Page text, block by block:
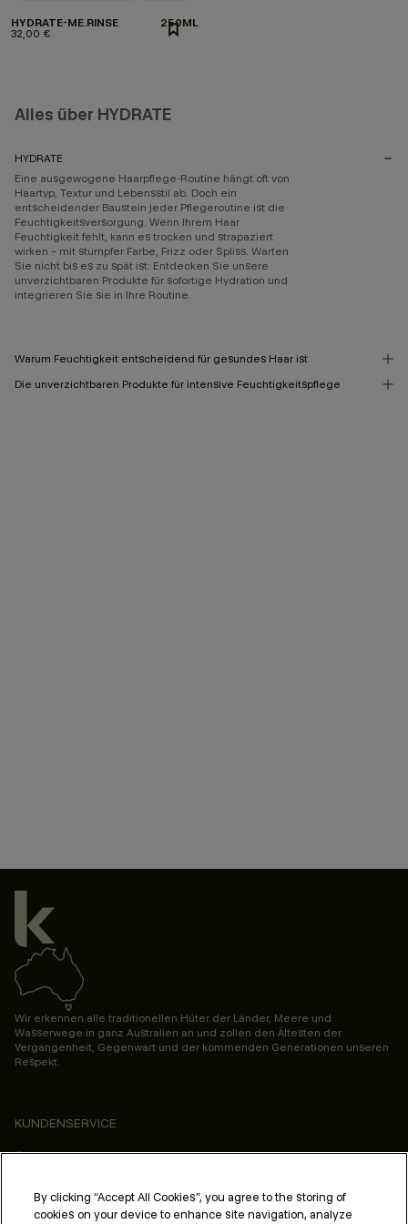
HYDRATE-ME.RINSE
250ML
32,00 €
Alles über HYDRATE
HYDRATE
Eine ausgewogene Haarpflege-Routine hängt oft von
Haartyp, Textur und Lebensstil ab. Doch ein
entscheidender Baustein jeder Pflegeroutine ist die
Feuchtigkeitsversorgung. Wenn Ihrem Haar
Feuchtigkeit fehlt, kann es trocken und strapaziert
wirken – mit stumpfer Farbe, Frizz oder Spliss. Warten
Sie nicht bis es zu spät ist: Entdecken Sie unsere
unverzichtbaren Produkte für sofortige Hydration und
integrieren Sie sie in Ihre Routine.
Warum Feuchtigkeit entscheidend für gesundes Haar ist
Die unverzichtbaren Produkte für intensive Feuchtigkeitspflege
Wir erkennen alle traditionellen Hüter der Länder, Meere und
Wasserwege in ganz Australien an und zollen den Ältesten der
Vergangenheit, Gegenwart und der kommenden Generationen unseren
Respekt.
KUNDENSERVICE
ÜBER UNS
PROFESSIONALS & SALONS
By clicking “Accept All Cookies”, you agree to the storing of
cookies on your device to enhance site navigation, analyze